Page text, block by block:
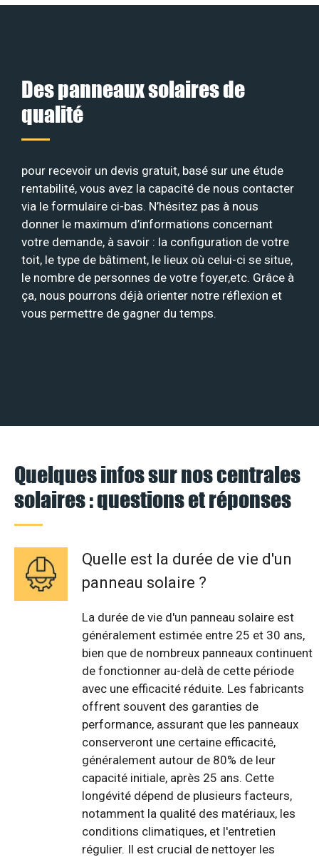
Des panneaux solaires de
qualité
pour recevoir un devis gratuit, basé sur une étude
rentabilité, vous avez la capacité de nous contacter
via le formulaire ci-bas. N’hésitez pas à nous
donner le maximum d’informations concernant
votre demande, à savoir : la configuration de votre
toit, le type de bâtiment, le lieux où celui-ci se situe,
le nombre de personnes de votre foyer,etc. Grâce à
ça, nous pourrons déjà orienter notre réflexion et
vous permettre de gagner du temps.
Quelques infos sur nos centrales
solaires : questions et réponses
Quelle est la durée de vie d'un
panneau solaire ?
La durée de vie d'un panneau solaire est
généralement estimée entre 25 et 30 ans,
bien que de nombreux panneaux continuent
de fonctionner au-delà de cette période
avec une efficacité réduite. Les fabricants
offrent souvent des garanties de
performance, assurant que les panneaux
conserveront une certaine efficacité,
généralement autour de 80% de leur
capacité initiale, après 25 ans. Cette
longévité dépend de plusieurs facteurs,
notamment la qualité des matériaux, les
conditions climatiques, et l'entretien
régulier. Il est crucial de nettoyer les